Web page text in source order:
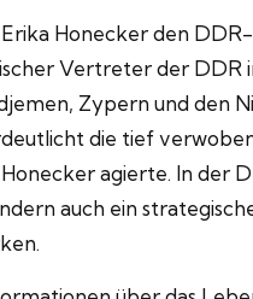
Honecker den
Vertreter der DDR
Zypern und den
die tief
agierte. In der
auch ein